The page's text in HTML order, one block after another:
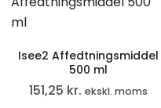
Isee2 Affedtningsmiddel
500 ml
151,25 kr. ekskl. moms